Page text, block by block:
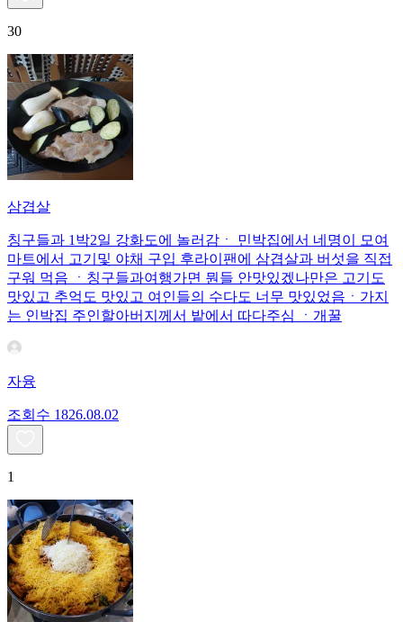
30
삼겹살
칭구들과 1박2일 강화도에 놀러감ㆍ 민박집에서 네명이 모여
마트에서 고기및 야채 구입 후라이팬에 삼겹살과 버섯을 직접
구워 먹음 ㆍ칭구들과여행가면 뭔들 안맛있겠나만은 고기도
맛있고 추억도 맛있고 여인들의 수다도 너무 맛있었음ㆍ가지
는 인박집 주인할아버지께서 밭에서 따다주심 ㆍ개꿀
자융
조회수 1826.08.02
1